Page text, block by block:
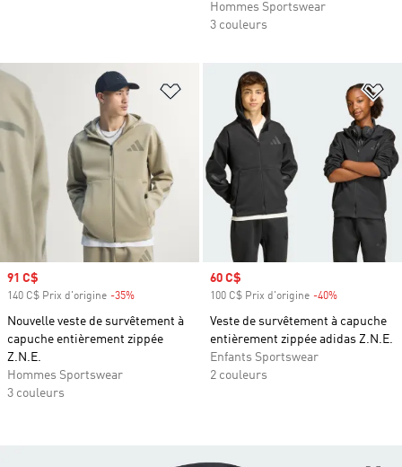
Hommes Sportswear
3 couleurs
Ajouter à la Liste de produits
Prix soldé
91 C$
140 C$ Prix d'origine -35%
Nouvelle veste de survêtement à
capuche entièrement zippée
Z.N.E.
Hommes Sportswear
3 couleurs
Prix soldé
60 C$
100 C$ Prix d'origine -40%
Veste de survêtement à capuche
entièrement zippée adidas Z.N.E.
Enfants Sportswear
2 couleurs